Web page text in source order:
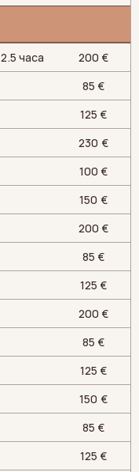
2.5 часа
200 €
85 €
125 €
230 €
100 €
150 €
200 €
85 €
125 €
200 €
85 €
125 €
150 €
85 €
125 €